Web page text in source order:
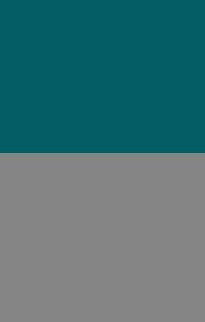
улица Толбухина, 2,